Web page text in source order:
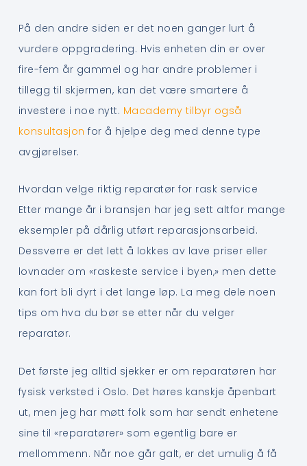
På den andre siden er det noen ganger lurt å
vurdere oppgradering. Hvis enheten din er over
fire-fem år gammel og har andre problemer i
tillegg til skjermen, kan det være smartere å
investere i noe nytt. Macademy tilbyr også
konsultasjon for å hjelpe deg med denne type
avgjørelser.
Hvordan velge riktig reparatør for rask service
Etter mange år i bransjen har jeg sett altfor mange
eksempler på dårlig utført reparasjonsarbeid.
Dessverre er det lett å lokkes av lave priser eller
lovnader om «raskeste service i byen,» men dette
kan fort bli dyrt i det lange løp. La meg dele noen
tips om hva du bør se etter når du velger
reparatør.
Det første jeg alltid sjekker er om reparatøren har
fysisk verksted i Oslo. Det høres kanskje åpenbart
ut, men jeg har møtt folk som har sendt enhetene
sine til «reparatører» som egentlig bare er
mellommenn. Når noe går galt, er det umulig å få